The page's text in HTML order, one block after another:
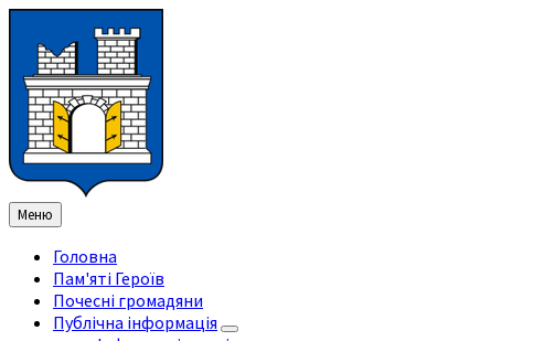
змісту
ліву
бічну
панель
праву
бічну
панель
нижнього
колонтитула
Меню
Головна
Пам'яті Героїв
Почесні громадяни
Публічна інформація